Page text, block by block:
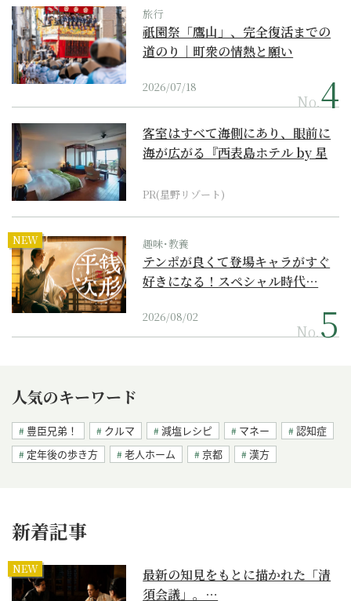
旅行
祇園祭「鷹山」、完全復活までの
道のり｜町衆の情熱と願い
2026/07/18
No.
客室はすべて海側にあり、眼前に
海が広がる『西表島ホテル by 星
PR(星野リゾート)
NEW 趣味･教養
テンポが良くて登場キャラがすぐ
好きになる！スペシャル時代…
2026/08/02
No.
人気のキーワード
豊臣兄弟！ クルマ 減塩レシピ マネー
認知症
定年後の歩き方
老人ホーム 京都 漢方
新着記事
NEW
最新の知見をもとに描かれた「清
須会議」。…